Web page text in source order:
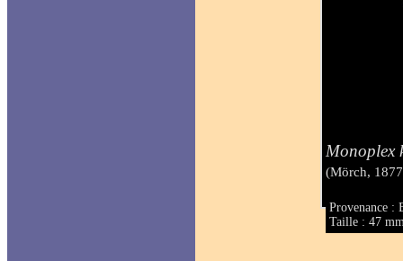
Monoplex
(Mörch,
Provenance :
Taille : 47